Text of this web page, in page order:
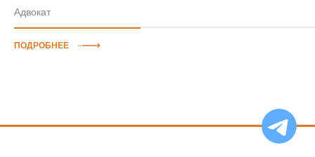
Адвокат
ПОДРОБНЕЕ